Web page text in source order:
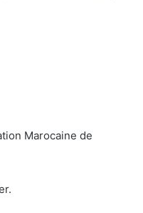
Marocaine de